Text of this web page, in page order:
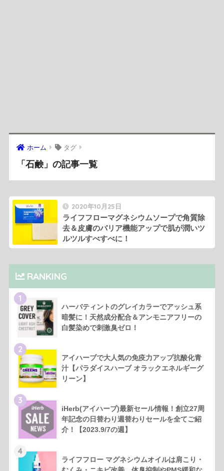
ホーム タグ
「石鹸」の記事一覧
2020年10月25日
ライフフローマグネシウムソープで角質除
去＆皮膚のバリア機能アップで肌が潤いツ
ルツルすべすべに！
RANKING
1
ハーバティントのグレイカラーでアッシュ系
暗髪に！天然成分配合＆アンモニアフリーの
白髪染めで刺激臭ゼロ！
2
アイハーブで大人気の免疫力アップ抗酸化青
汁【パラダイスハーブ オラックエネルギーグ
リーン】
3
iHerb(アイハーブ)最新セール情報！創立27周
年記念の日替わり週替わりセールを全てご紹
介！【2023.9/7の週】
4
ライフフロー マグネシウムオイルは肩こり・